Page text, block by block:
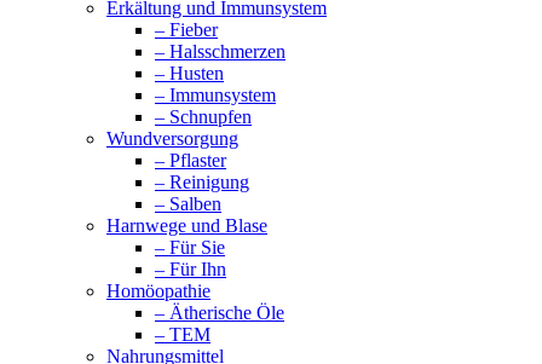
Erkältung und Immunsystem
– Fieber
– Halsschmerzen
– Husten
– Immunsystem
– Schnupfen
Wundversorgung
– Pflaster
– Reinigung
– Salben
Harnwege und Blase
– Für Sie
– Für Ihn
Homöopathie
– Ätherische Öle
– TEM
Nahrungsmittel